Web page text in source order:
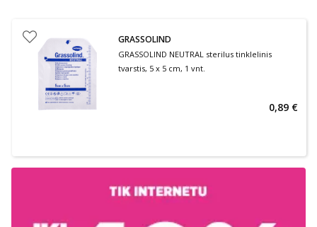
GRASSOLIND
GRASSOLIND NEUTRAL sterilus tinklelinis
tvarstis, 5 x 5 cm, 1 vnt.
0,89 €